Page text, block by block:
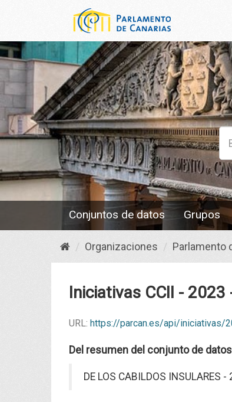
Conjuntos de datos Grupos
Organizaciones Parlamento
Iniciativas CCII -
URL: https://parcan.es/api/iniciativas/
Del resumen del conjunto de datos
DE LOS CABILDOS INSULARES